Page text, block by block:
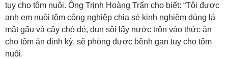
tuỵ cho tôm nuôi. Ông Trịnh Hoàng Trấn cho biết: “Tôi được
anh em nuôi tôm công nghiệp chia sẻ kinh nghiệm dùng lá
mật gấu và cây chó đẻ, đun sôi lấy nước trộn vào thức ăn
cho tôm ăn định kỳ, sẽ phòng được bệnh gan tuỵ cho tôm
nuôi.